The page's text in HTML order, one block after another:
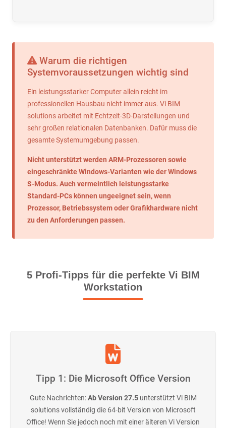
Warum die richtigen
Systemvoraussetzungen wichtig sind
Ein leistungsstarker Computer allein reicht im
professionellen Hausbau nicht immer aus. Vi BIM
solutions arbeitet mit Echtzeit-3D-Darstellungen und
sehr großen relationalen Datenbanken. Dafür muss die
gesamte Systemumgebung passen.
Nicht unterstützt werden ARM-Prozessoren sowie
eingeschränkte Windows-Varianten wie der Windows
S-Modus. Auch vermeintlich leistungsstarke
Standard-PCs können ungeeignet sein, wenn
Prozessor, Betriebssystem oder Grafikhardware nicht
zu den Anforderungen passen.
5 Profi-Tipps für die perfekte Vi BIM
Workstation
Tipp 1: Die Microsoft Office Version
Gute Nachrichten:Ab Version 27.5unterstützt Vi BIM
solutions vollständig die 64-bit Version von Microsoft
Office! Wenn Sie jedoch noch mit einer älteren Vi Version